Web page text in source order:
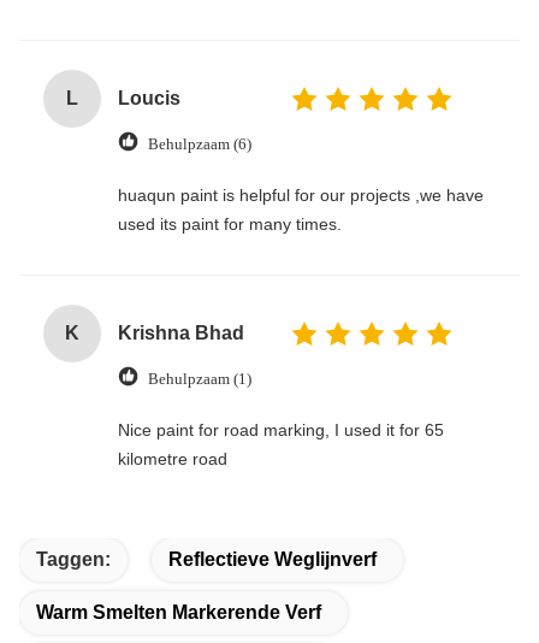
L Loucis
Behulpzaam (6)
huaqun paint is helpful for our projects ,we have
used its paint for many times.
K Krishna Bhad
Behulpzaam (1)
Nice paint for road marking, I used it for 65
kilometre road
Taggen: Reflectieve Weglijnverf
Warm Smelten Markerende Verf